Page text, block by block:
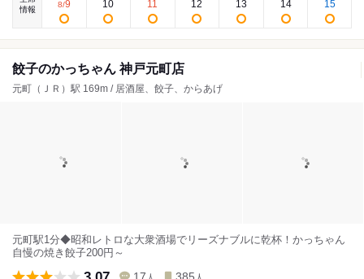
情報
8/9 10 11 12 13 14 15
餃子のかっちゃん 神戸元町店
元町（ＪＲ）駅 169m / 居酒屋、餃子、からあげ
元町駅1分◆昭和レトロな大衆酒場でリーズナブルに乾杯！かっちゃん
自慢の焼き餃子200円～